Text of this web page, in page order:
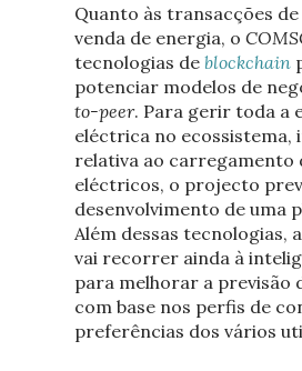
Quanto às transacções
venda de energia, o
tecnologias de blockchain
potenciar modelos de
to-peer. Para gerir toda a
eléctrica no ecossistema,
relativa ao carregamento
eléctricos, o projecto
desenvolvimento de uma
Além dessas tecnologias,
vai recorrer ainda à
para melhorar a previsão
com base nos perfis de
preferências dos vários